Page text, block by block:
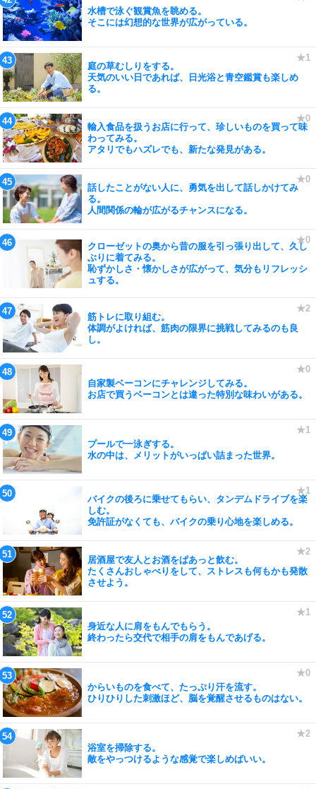
水槽で泳ぐ観賞魚を眺める。
そこには幻想的な世界が広がっている。
庭の草むしりをする。
天気のいい日であれば、日光浴と青空鑑賞も楽しめ
る。
輸入食品を扱うお店に行って、珍しいものを買って味
わってみる。
アタリでもハズレでも、新たな発見がある。
話したことがない人に、勇気を出して話しかけてみ
る。
人間関係の輪が広がるチャンスになる。
クローゼットの奥から昔の服を引っ張り出して、久し
ぶりに着てみる。
恥ずかしさ・懐かしさが広がって、気分もリフレッシ
ュする。
筋トレに取り組む。
体調がよければ、筋肉の限界に挑戦してみるのも良
し。
自家製ベーコンにチャレンジしてみる。
お店で買うベーコンとは違った特別な味わいがある。
プールで一泳ぎする。
水の中は、メリットがいっぱい詰まった世界。
バイクの後ろに乗せてもらい、タンデムドライブを楽
しむ。
免許証がなくても、バイクの乗り心地を楽しめる。
居酒屋で友人とお酒をぱあっと飲む。
たくさんおしゃべりをして、ストレスも何もかも発散
させよう。
身近な人に肩をもんでもらう。
終わったら交代で相手の肩をもんであげる。
からいものを食べて、たっぷり汗を流す。
ひりひりした刺激ほど、脳を覚醒させるものはない。
浴室を掃除する。
敵をやっつけるような感覚で楽しめばいい。